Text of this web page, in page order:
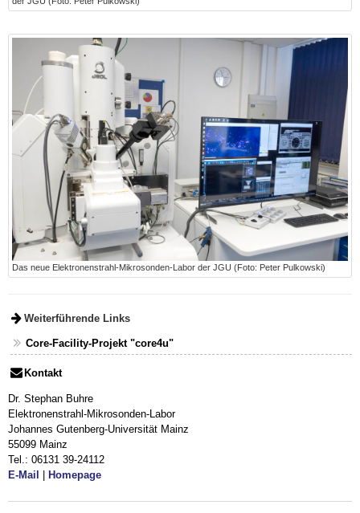
Das neue Elektronenstrahl-Mikrosonden-Labor der JGU (Foto: Peter Pulkowski)
Weiterführende Links
Core-Facility-Projekt "core4u"
Kontakt
Dr. Stephan Buhre
Elektronenstrahl-Mikrosonden-Labor
Johannes Gutenberg-Universität Mainz
55099 Mainz
Tel.: 06131 39-24112
E-Mail
Homepage